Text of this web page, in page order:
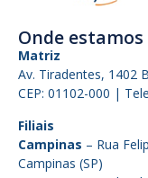
Onde estamos
Matriz
Av. Tiradentes, 1402
CEP: 01102-000 |
Filiais
Campinas – Rua
Campinas (SP)